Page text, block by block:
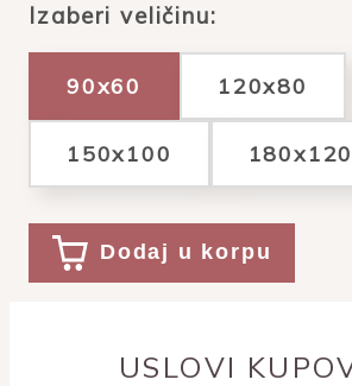
Izaberi veličinu:
90x60 120x80
150x100 180x120
Dodaj u korpu
USLOVI